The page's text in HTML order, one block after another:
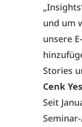
und um
unsere
Stories
Cenk
Seit